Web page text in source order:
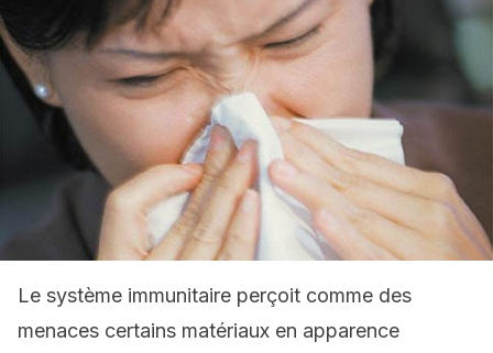
Le système immunitaire perçoit comme des
menaces certains matériaux en apparence